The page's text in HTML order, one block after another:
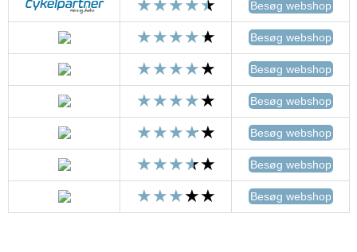
Besøg webshop
Besøg webshop
Besøg webshop
Besøg webshop
Besøg webshop
Besøg webshop
Besøg webshop